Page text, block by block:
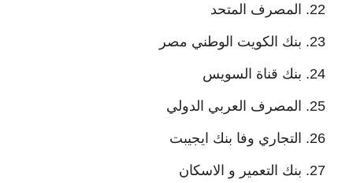
المصرف المتحد
بنك الكويت الوطني مصر
بنك قناة السويس
المصرف العربي الدولي
التجاري وفا بنك ايجيبت
بنك التعمير و الاسكان